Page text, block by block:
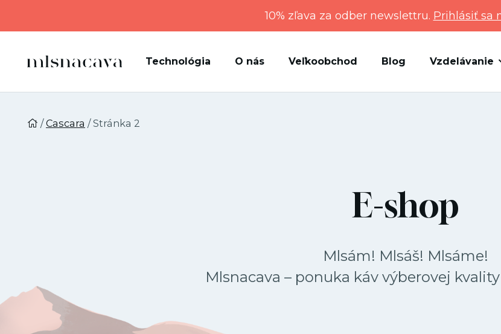
10% zľava za odber newslettru. Prihlásiť sa
Technológia O nás Veľkoobchod Blog Vzdelávanie
/Cascara / Stránka 2
E-shop
Mlsám! Mlsáš! Mlsáme!
Mlsnacava – ponuka káv výberovej